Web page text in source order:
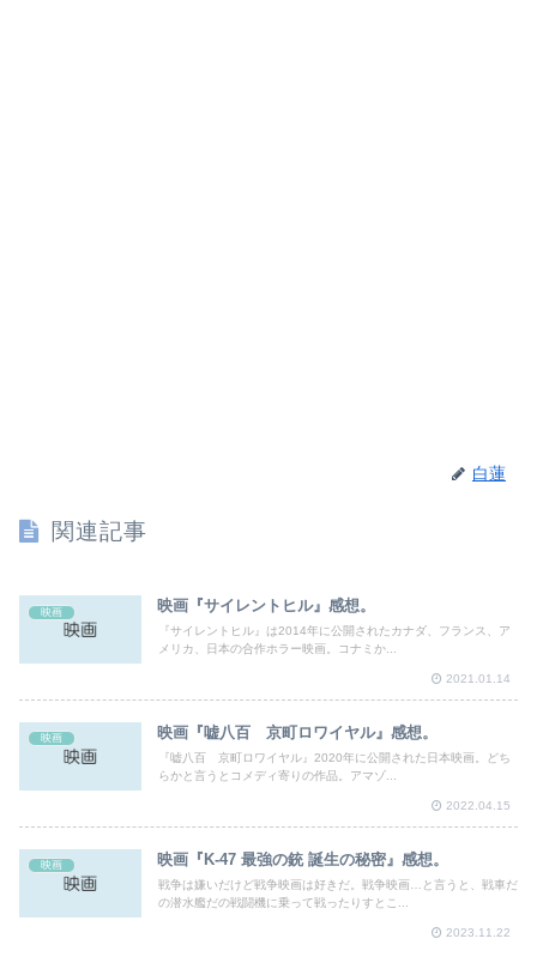
白蓮
関連記事
映画 映画『サイレントヒル』感想。
『サイレントヒル』は2014年に公開されたカナダ、フランス、ア
メリカ、日本の合作ホラー映画。コナミか...
2021.01.14
映画 映画『嘘八百 京町ロワイヤル』感想。
『嘘八百 京町ロワイヤル』2020年に公開された日本映画。どち
らかと言うとコメディ寄りの作品。アマゾ...
2022.04.15
映画 映画『K-47 最強の銃 誕生の秘密』感想。
戦争は嫌いだけど戦争映画は好きだ。戦争映画…と言うと、戦車だ
の潜水艦だの戦闘機に乗って戦ったりすとこ...
2023.11.22